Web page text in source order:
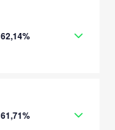
62,14%
61,71%